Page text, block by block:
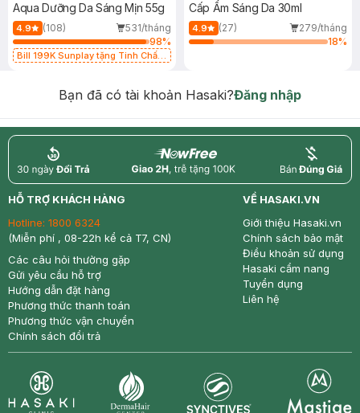
Aqua Dưỡng Da Sáng Mịn 55g
4.9 (108)
531/tháng
98%
Bill 199K Sunplay tặng Tinh Chất
Cấp Ẩm Sáng Da 30ml
4.9 (27)
279/tháng
18%
Bạn đã có tài khoản Hasaki?Đăng nhập
return nowfree price
HỖ TRỢ KHÁCH HÀNG
Hotline: 1800 6324
(Miễn phí , 08-22h kể cả T7, CN)
Các câu hỏi thường gặp
Gửi yêu cầu hỗ trợ
Hướng dẫn đặt hàng
Phương thức thanh toán
Phương thức vận chuyển
Chính sách đổi trả
VỀ HASAKI.VN
Giới thiệu Hasaki.vn
Chính sách bảo mật
Điều khoản sử dụng
Hasaki cẩm nang
Tuyển dụng
Liên hệ